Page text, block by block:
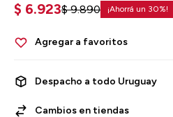
$ 6.923$ 9.890 30
Despacho a todo Uruguay
Cambios en tiendas